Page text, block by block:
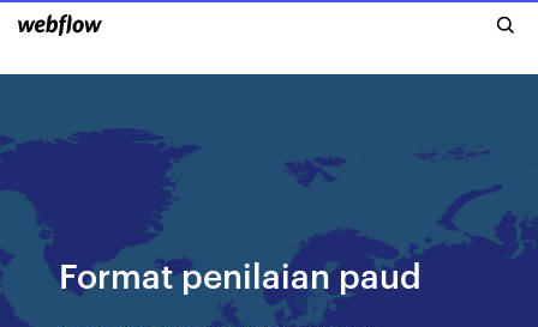
Format penilaian paud